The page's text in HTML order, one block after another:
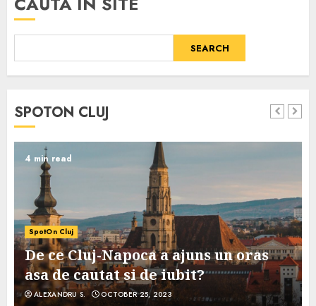
SEARCH
SPOTON CLUJ
4 min read
SpotOn Cluj
De ce Cluj-Napoca a ajuns un oras
asa de cautat si de iubit?
ALEXANDRU S. OCTOBER 25, 2023